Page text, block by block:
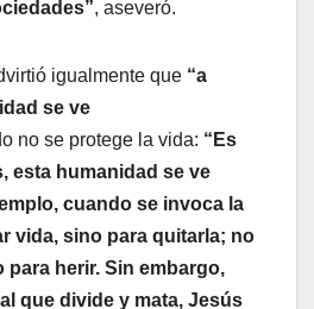
, aseveró.
igualmente que “a
se ve
no se protege la vida: “Es
esta humanidad se ve
cuando se invoca la
vida, sino para quitarla; no
para herir. Sin embargo,
que divide y mata, Jesús